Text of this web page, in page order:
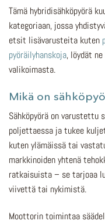
Tämä hybridisähköpyörä
kategoriaan, jossa
etsit lisävarusteita kuten
pyöräilyhanskoja, löydät
valikoimasta.
Mikä on
Sähköpyörä on
poljettaessa ja tukee
kuten ylämäissä tai
markkinoiden yhtenä
ratkaisuista – se tarjoaa
viivettä tai nykimistä.
Moottorin toimintaa